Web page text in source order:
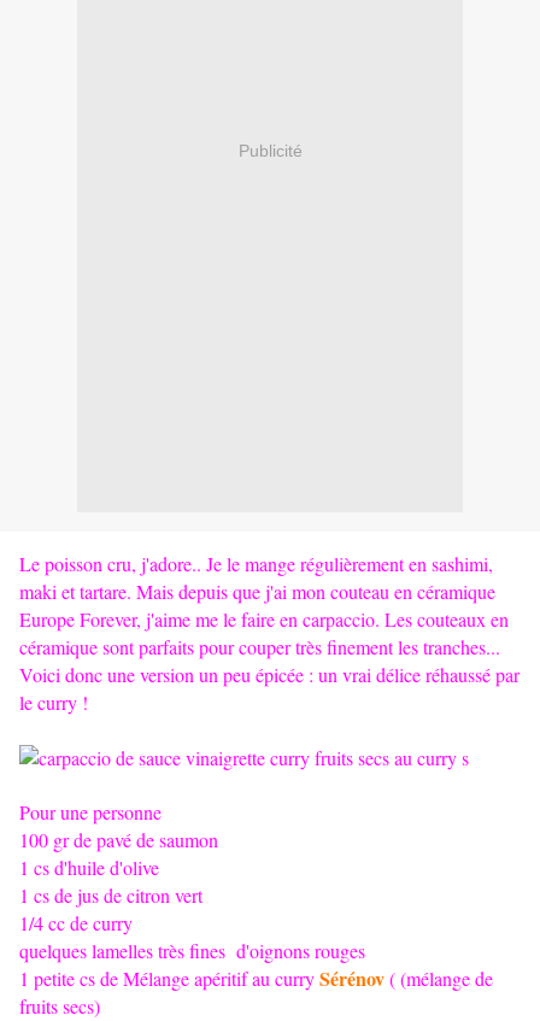
Publicité
Le poisson cru, j'adore.. Je le mange régulièrement en sashimi,
maki et tartare. Mais depuis que j'ai mon couteau en céramique
Europe Forever, j'aime me le faire en carpaccio. Les couteaux en
céramique sont parfaits pour couper très finement les tranches...
Voici donc une version un peu épicée : un vrai délice réhaussé par
le curry !
Pour une personne
100 gr de pavé de saumon
1 cs d'huile d'olive
1 cs de jus de citron vert
1/4 cc de curry
quelques lamelles très fines d'oignons rouges
1 petite cs de Mélange apéritif au currySérénov( (mélange de
fruits secs)